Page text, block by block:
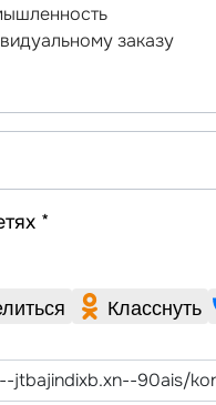
заказу
*
Класснуть